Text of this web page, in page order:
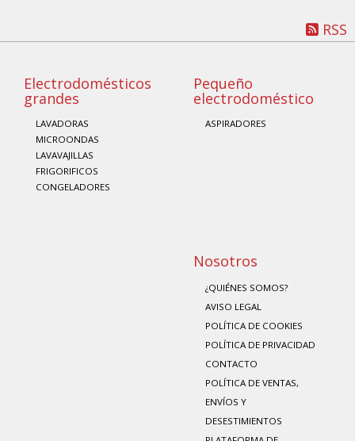
RSS
Electrodomésticos
grandes
LAVADORAS
MICROONDAS
LAVAVAJILLAS
FRIGORIFICOS
CONGELADORES
Pequeño
electrodoméstico
ASPIRADORES
Nosotros
¿QUIÉNES SOMOS?
AVISO LEGAL
POLÍTICA DE COOKIES
POLÍTICA DE PRIVACIDAD
CONTACTO
POLÍTICA DE VENTAS,
ENVÍOS Y
DESESTIMIENTOS